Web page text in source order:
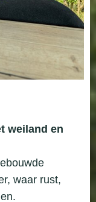
weiland en
waar rust,